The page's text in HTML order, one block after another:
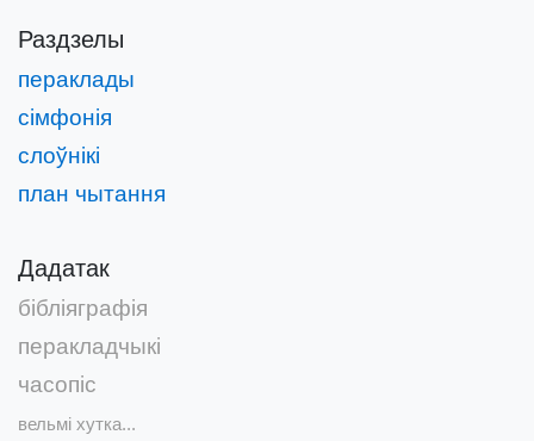
Раздзелы
пераклады
сімфонія
слоўнікі
план чытання
Дадатак
бібліяграфія
перакладчыкі
часопіс
вельмі хутка...